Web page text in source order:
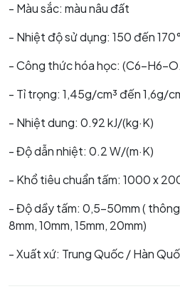
- Màu sắc: màu nâu đất
- Nhiệt độ sử dụng: 150 đến
- Công thức hóa học: (C6-H6-
- Tỉ trọng: 1,45g/cm³ đến 1,6g/
- Nhiệt dung: 0.92 kJ/(kg·K)
- Độ dẫn nhiệt: 0.2 W/(m·K)
- Khổ tiêu chuẩn tấm: 1000 x
- Độ dầy tấm: 0,5-50mm ( thông
8mm, 10mm, 15mm, 20mm)
- Xuất xứ: Trung Quốc / Hàn